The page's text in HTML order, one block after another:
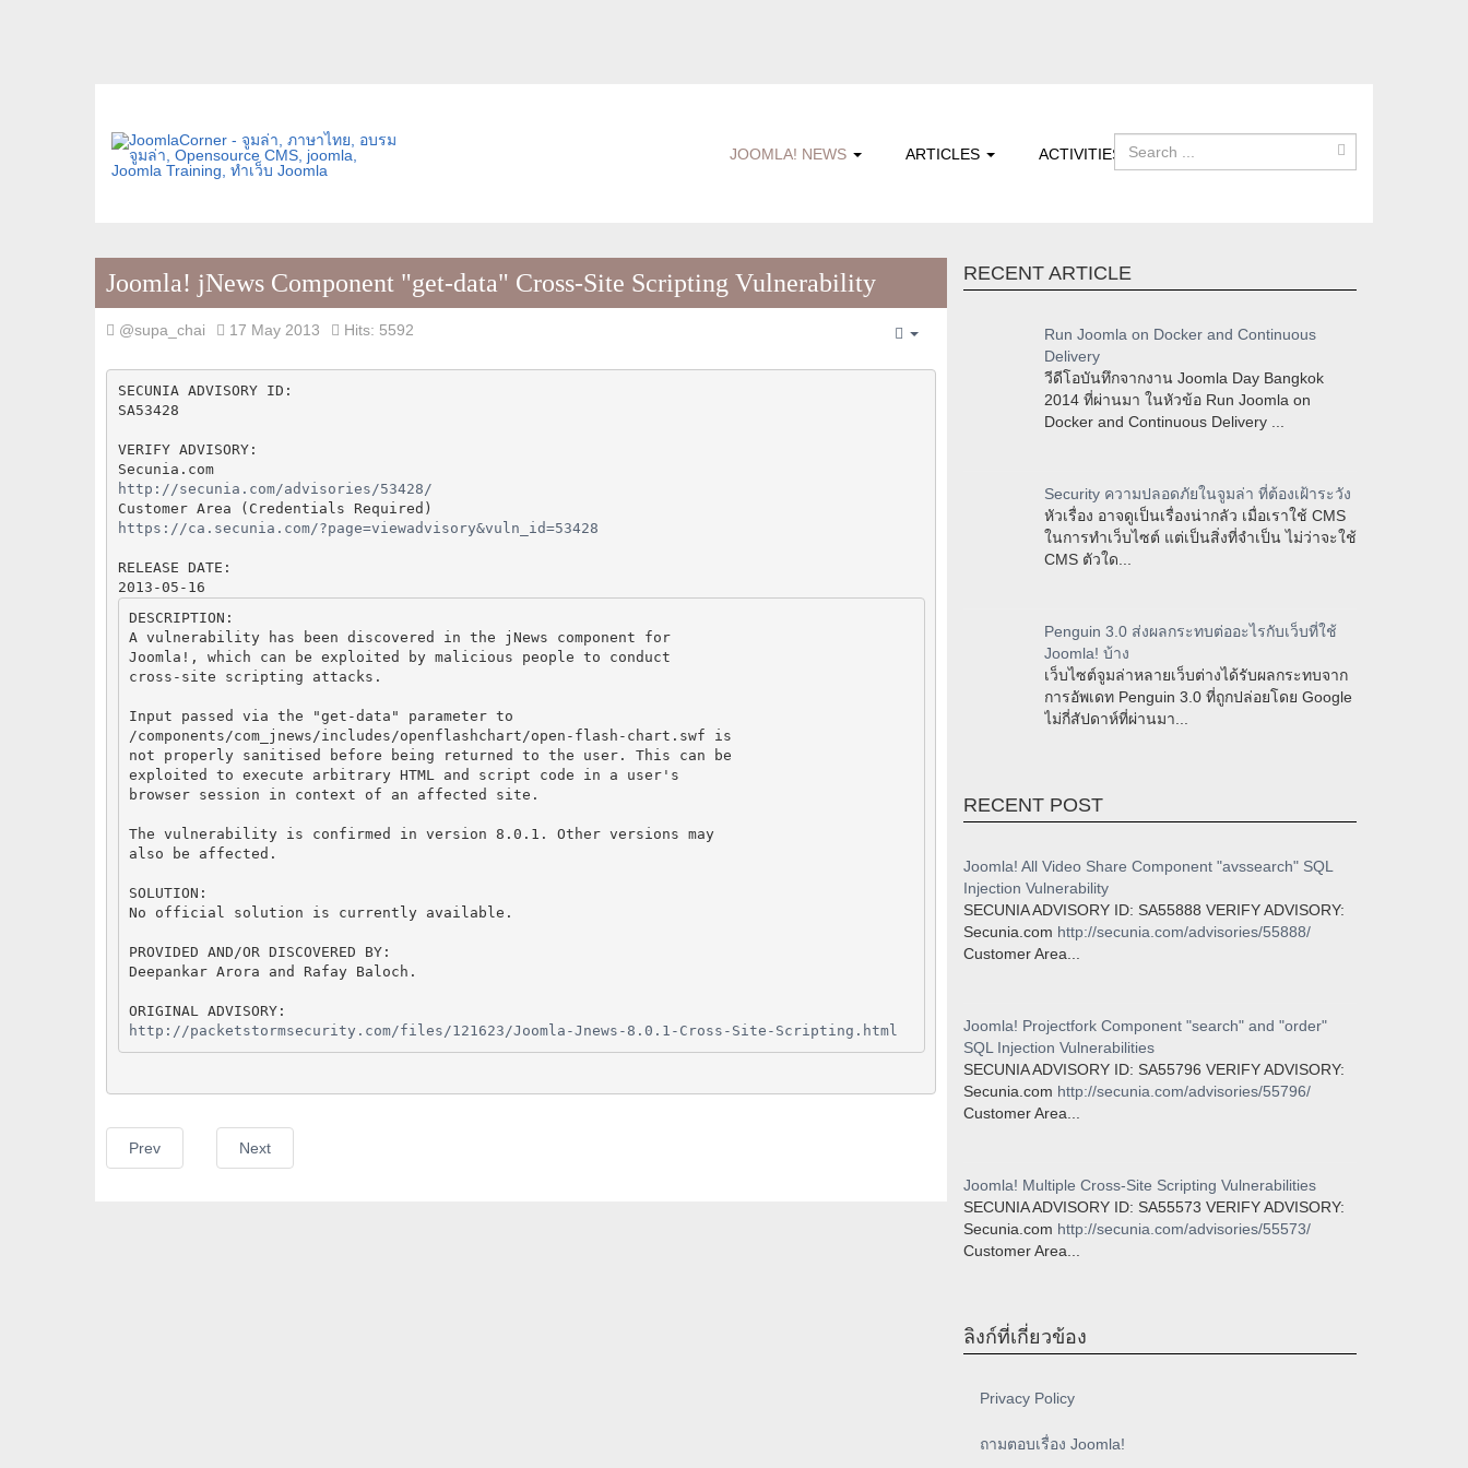
JOOMLA! NEWS ARTICLES ACTIVITIES
Joomla! jNews Component "get-data" Cross-Site Scripting Vulnerability
@supa_chai 17 May 2013
Hits: 5592
SECUNIA ADVISORY ID:
SA53428
VERIFY ADVISORY:
Secunia.com
http://secunia.com/advisories/53428/
https://ca.secunia.com/?page=viewadvisory&vuln_id=53428
RELEASE DATE:
2013-05-16
DESCRIPTION:
A vulnerability has been discovered in the jNews component for
Joomla!, which can be exploited by malicious people to conduct
cross-site scripting attacks.
Input passed via the "get-data" parameter to
/components/com_jnews/includes/openflashchart/open-flash-chart.swf is
not properly sanitised before being returned to the user. This can be
exploited to execute arbitrary HTML and script code in a user's
browser session in context of an affected site.
The vulnerability is confirmed in version 8.0.1. Other versions may
also be affected.
SOLUTION:
No official solution is currently available.
PROVIDED AND/OR DISCOVERED BY:
Deepankar Arora and Rafay Baloch.
http://packetstormsecurity.com/files/121623/Joomla-Jnews-8.0.1-Cross-Site-Scripting.html
Prev Next
RECENT ARTICLE
Run Joomla on Docker and Continuous
Delivery
วีดีโอบันทึกจากงาน Joomla Day Bangkok
2014 ที่ผ่านมา ในหัวข้อ Run Joomla on
Docker and Continuous Delivery ...
Security ความปลอดภัยในจูมล่า ที่ต้องเฝ้าระวัง
หัวเรื่อง อาจดูเป็นเรื่องน่ากลัว เมื่อเราใช้ CMS
ในการทำเว็บไซต์ แต่เป็นสิ่งที่จำเป็น ไม่ว่าจะใช้
CMS ตัวใด...
Penguin 3.0 ส่งผลกระทบต่ออะไรกับเว็บที่ใช้
Joomla! บ้าง
เว็บไซต์จูมล่าหลายเว็บต่างได้รับผลกระทบจาก
การอัพเดท Penguin 3.0 ที่ถูกปล่อยโดย Google
ไม่กี่สัปดาห์ที่ผ่านมา...
RECENT POST
Joomla! All Video Share Component "avssearch" SQL
Injection Vulnerability
SECUNIA ADVISORY ID: SA55888 VERIFY ADVISORY:
Secunia.com http://secunia.com/advisories/55888/
Customer Area...
Joomla! Projectfork Component "search" and "order"
SQL Injection Vulnerabilities
SECUNIA ADVISORY ID: SA55796 VERIFY ADVISORY:
Secunia.com http://secunia.com/advisories/55796/
Customer Area...
Joomla! Multiple Cross-Site Scripting Vulnerabilities
SECUNIA ADVISORY ID: SA55573 VERIFY ADVISORY:
Secunia.com http://secunia.com/advisories/55573/
Customer Area...
ลิงก์ที่เกี่ยวข้อง
Privacy Policy
ถามตอบเรื่อง Joomla!